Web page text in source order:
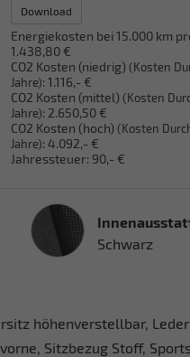
Download
Energiekosten bei 15.000 km
1.438,80 €
CO2 Kosten (niedrig) (Kosten
Jahre): 1.116,- €
CO2 Kosten (mittel) (Kosten
Jahre): 2.650,50 €
CO2 Kosten (hoch) (Kosten
Jahre): 4.092,- €
Jahressteuer: 90,- €
Innenausstattung
Schwarz
höhenverstellbar,
Sitzbezug Stoff,